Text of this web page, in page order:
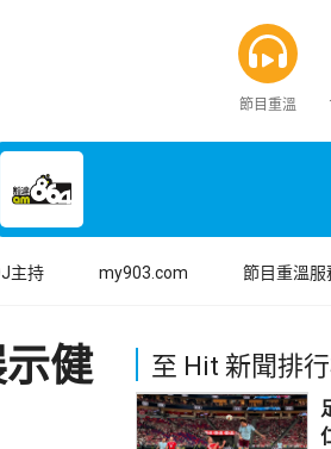
節目重溫
主持 my903.com 節目重溫服
健
至 Hit 新聞排